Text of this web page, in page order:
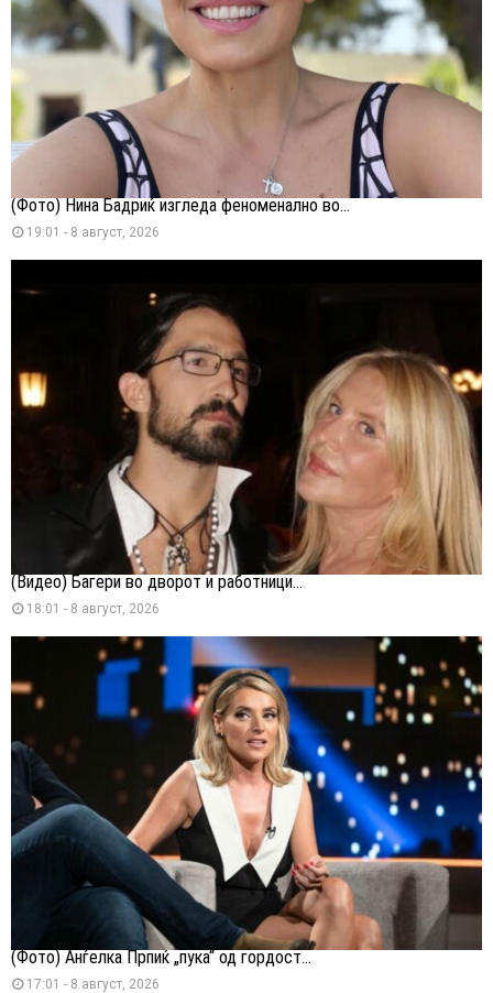
(Фото) Нина Бадриќ изгледа феноменално во...
19:01 - 8 август, 2026
(Видео) Багери во дворот и работници...
18:01 - 8 август, 2026
(Фото) Анѓелка Прпиќ „пука“ од гордост...
17:01 - 8 август, 2026